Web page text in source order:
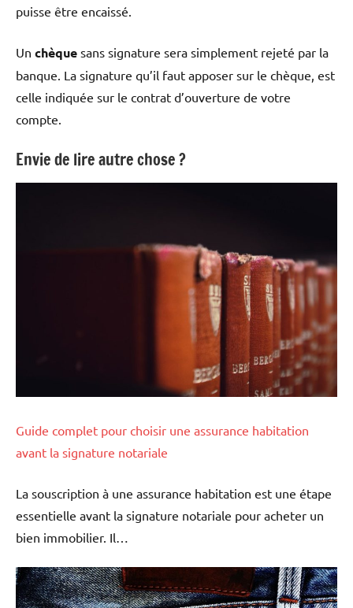
puisse être encaissé.
Un chèque sans signature sera simplement rejeté par la
banque. La signature qu’il faut apposer sur le chèque, est
celle indiquée sur le contrat d’ouverture de votre
compte.
Envie de lire autre chose ?
Guide complet pour choisir une assurance habitation
avant la signature notariale
La souscription à une assurance habitation est une étape
essentielle avant la signature notariale pour acheter un
bien immobilier. Il…